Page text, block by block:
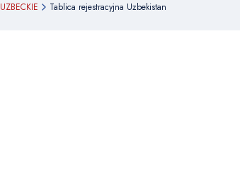
UZBECKIE Tablica rejestracyjna Uzbekistan